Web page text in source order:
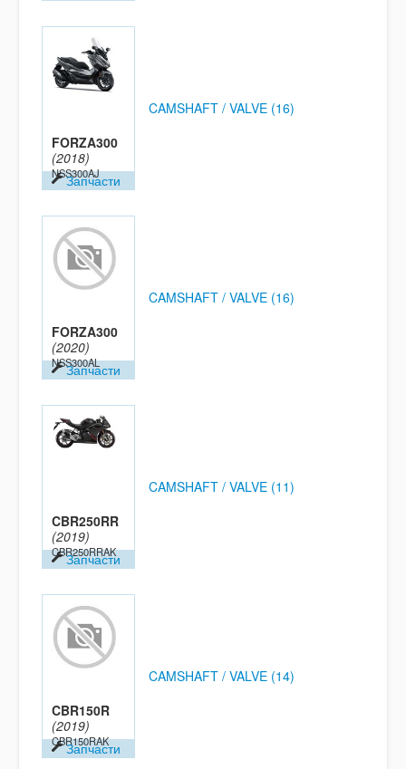
FORZA300
(2018)
NSS300AJ
Запчасти
CAMSHAFT / VALVE (16)
FORZA300
(2020)
NSS300AL
Запчасти
CAMSHAFT / VALVE (16)
CBR250RR
(2019)
CBR250RRAK
Запчасти
CAMSHAFT / VALVE (11)
CBR150R
(2019)
CBR150RAK
Запчасти
CAMSHAFT / VALVE (14)